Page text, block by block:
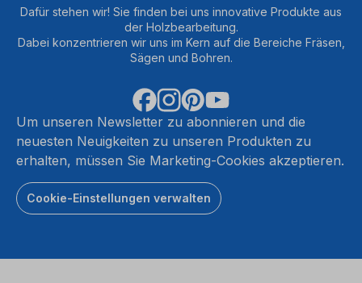
Dafür stehen wir! Sie finden bei uns innovative Produkte aus
der Holzbearbeitung.
Dabei konzentrieren wir uns im Kern auf die Bereiche Fräsen,
Sägen und Bohren.
Um unseren Newsletter zu abonnieren und die
neuesten Neuigkeiten zu unseren Produkten zu
erhalten, müssen Sie Marketing-Cookies akzeptieren.
Cookie-Einstellungen verwalten